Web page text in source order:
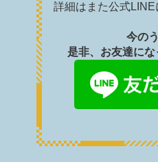
詳細はまた公式
今の
是非、お友達にな